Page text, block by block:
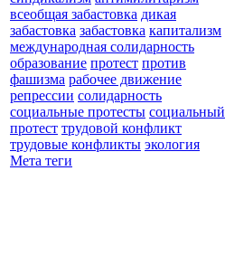
всеобщая забастовка дикая
забастовка забастовка капитализм
международная солидарность
образование протест против
фашизма рабочее движение
репрессии солидарность
социальные протесты социальный
протест трудовой конфликт
трудовые конфликты экология
Мета теги